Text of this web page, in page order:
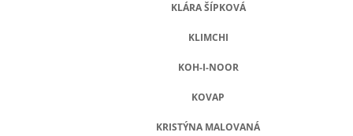
KLÁRA ŠÍPKOVÁ
KLIMCHI
KOH-I-NOOR
KOVAP
KRISTÝNA MALOVANÁ